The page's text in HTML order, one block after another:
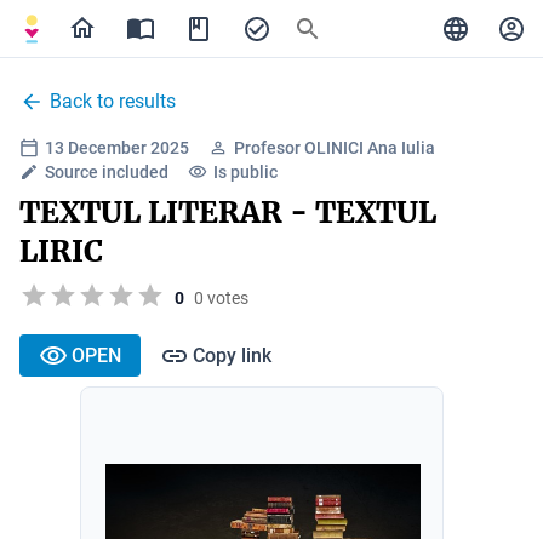
Back to results
13 December 2025
Profesor OLINICI Ana Iulia
Source included
Is public
TEXTUL LITERAR - TEXTUL
LIRIC
0 0 votes
OPEN Copy link